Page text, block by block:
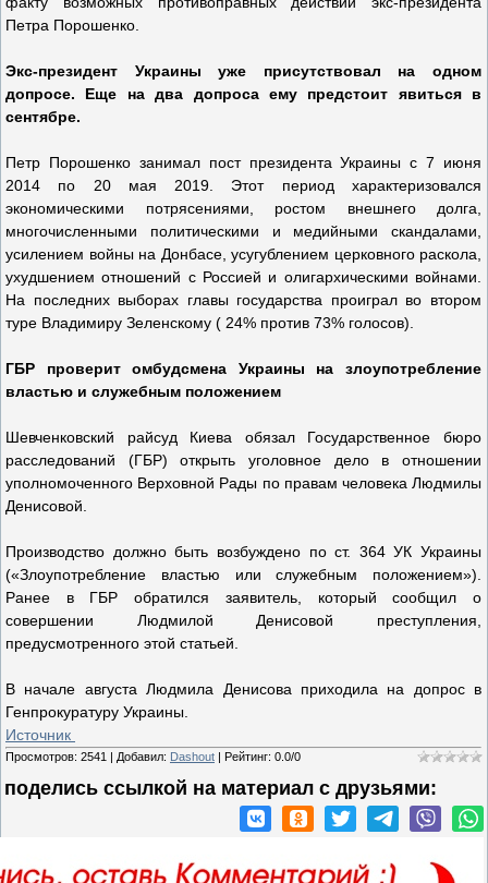
Петра Порошенко.
Экс-президент Украины уже присутствовал на одном
допросе. Еще на два допроса ему предстоит явиться в
сентябре.
Петр Порошенко занимал пост президента Украины с 7 июня
2014 по 20 мая 2019. Этот период характеризовался
экономическими потрясениями, ростом внешнего долга,
многочисленными политическими и медийными скандалами,
усилением войны на Донбасе, усугублением церковного раскола,
ухудшением отношений с Россией и олигархическими войнами.
На последних выборах главы государства проиграл во втором
туре Владимиру Зеленскому ( 24% против 73% голосов).
ГБР проверит омбудсмена Украины на злоупотребление
властью и служебным положением
Шевченковский райсуд Киева обязал Государственное бюро
расследований (ГБР) открыть уголовное дело в отношении
уполномоченного Верховной Рады по правам человека Людмилы
Денисовой.
Производство должно быть возбуждено по ст. 364 УК Украины
(«Злоупотребление властью или служебным положением»).
Ранее в ГБР обратился заявитель, который сообщил о
совершении Людмилой Денисовой преступления,
предусмотренного этой статьей.
В начале августа Людмила Денисова приходила на допрос в
Генпрокуратуру Украины.
Источник
Просмотров: 2541 | Добавил: Dashout | Рейтинг: 0.0/0
поделись ссылкой на материал c друзьями: